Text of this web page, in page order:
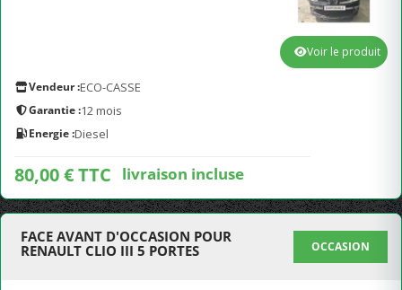
Vendeur :ECO-CASSE
Garantie :12 mois
Energie :Diesel
80,00 € TTC livraison incluse
Voir le produit
FACE AVANT D'OCCASION POUR
RENAULT CLIO III 5 PORTES
OCCASION